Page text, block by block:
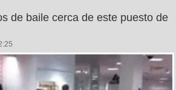
de baile cerca de este puesto de